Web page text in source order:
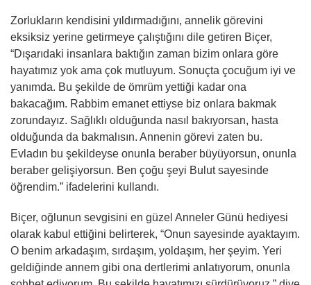
Zorlukların kendisini yıldırmadığını, annelik görevini
eksiksiz yerine getirmeye çalıştığını dile getiren Biçer,
“Dışarıdaki insanlara baktığın zaman bizim onlara göre
hayatımız yok ama çok mutluyum. Sonuçta çocuğum iyi ve
yanımda. Bu şekilde de ömrüm yettiği kadar ona
bakacağım. Rabbim emanet ettiyse biz onlara bakmak
zorundayız. Sağlıklı olduğunda nasıl bakıyorsan, hasta
olduğunda da bakmalısın. Annenin görevi zaten bu.
Evladın bu şekildeyse onunla beraber büyüyorsun, onunla
beraber gelişiyorsun. Ben çoğu şeyi Bulut sayesinde
öğrendim.” ifadelerini kullandı.
Biçer, oğlunun sevgisini en güzel Anneler Günü hediyesi
olarak kabul ettiğini belirterek, “Onun sayesinde ayaktayım.
O benim arkadaşım, sırdaşım, yoldaşım, her şeyim. Yeri
geldiğinde annem gibi ona dertlerimi anlatıyorum, onunla